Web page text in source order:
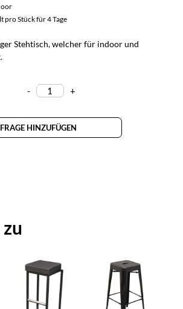
pro Stück für 4 Tage
Stehtisch, welcher für indoor und
- +
HINZUFÜGEN